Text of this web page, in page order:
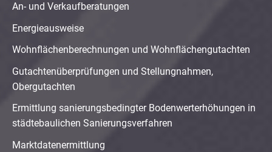
An- und Verkaufberatungen
Energieausweise
Wohnflächenberechnungen und Wohnflächengutachten
Gutachtenüberprüfungen und Stellungnahmen,
Obergutachten
Ermittlung sanierungsbedingter Bodenwerterhöhungen in
städtebaulichen Sanierungsverfahren
Marktdatenermittlung